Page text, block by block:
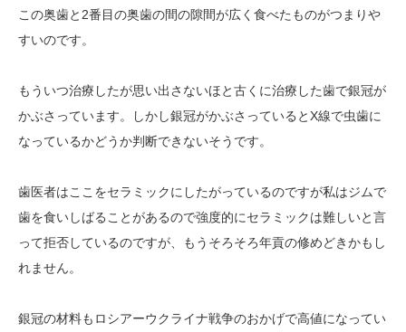
この奥歯と2番目の奥歯の間の隙間が広く食べたものがつまりや
すいのです。
もういつ治療したが思い出さないほと古くに治療した歯で銀冠が
かぶさっています。しかし銀冠がかぶさっているとX線で虫歯に
なっているかどうか判断できないそうです。
歯医者はここをセラミックにしたがっているのですが私はジムで
歯を食いしばることがあるので強度的にセラミックは難しいと言
って拒否しているのですが、もうそろそろ年貢の修めどきかもし
れません。
銀冠の材料もロシアーウクライナ戦争のおかげで高値になってい